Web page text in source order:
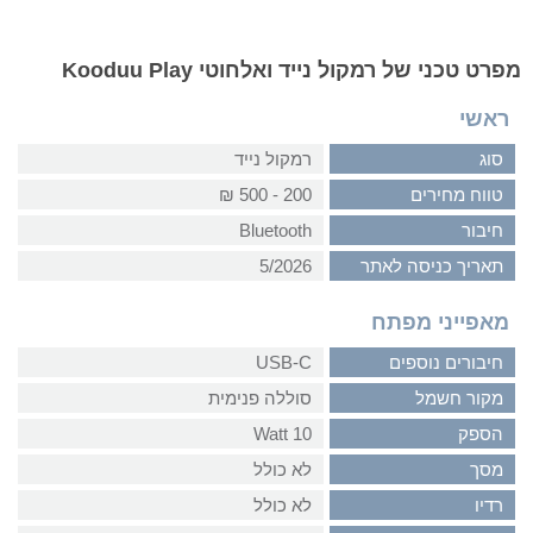
מפרט טכני של רמקול נייד ואלחוטי Kooduu Play
ראשי
סוג
רמקול נייד
טווח מחירים
200 - 500 ₪
חיבור
Bluetooth
תאריך כניסה לאתר
5/2026
מאפייני מפתח
חיבורים נוספים
USB-C
מקור חשמל
סוללה פנימית
הספק
10 Watt
מסך
לא כולל
רדיו
לא כולל